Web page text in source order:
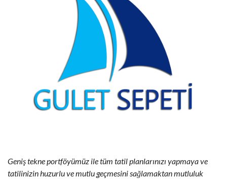
Geniş tekne portföyümüz ile tüm tatil planlarınızı yapmaya ve
tatilinizin huzurlu ve mutlu geçmesini sağlamaktan mutluluk